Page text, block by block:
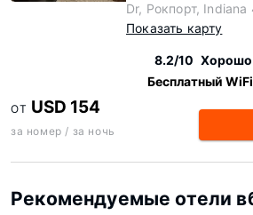
Dr, Рокпорт, Indiana
Показать карту
8.2/10 Хорошо
Бесплатный WiFi
ОТ USD 154
за номер / за ночь
Рекомендуемые отели